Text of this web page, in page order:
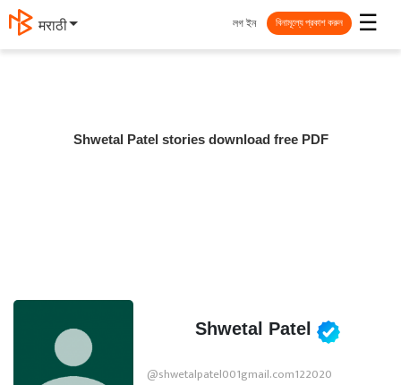
मराठी ☰
লগ ইন বিনামূল্যে প্রকাশ করুন
Shwetal Patel stories download free PDF
Shwetal Patel
@shwetalpatel001gmail.com122020